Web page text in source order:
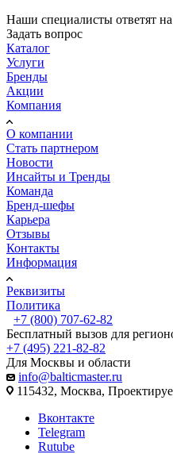
Наши специалисты ответят
Задать вопрос
Каталог
Услуги
Бренды
Акции
Компания
О компании
Стать партнером
Новости
Инсайты и Тренды
Команда
Бренд-шефы
Карьера
Отзывы
Контакты
Информация
Реквизиты
Политика
+7 (800) 707-62-82
Бесплатный вызов для
+7 (495) 221-82-82
Для Москвы и области
info@balticmaster.ru
115432, Москва,
Вконтакте
Telegram
Rutube